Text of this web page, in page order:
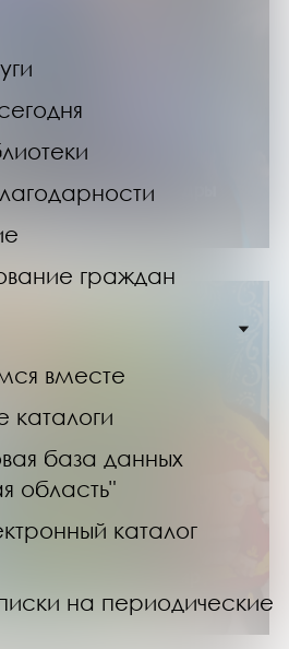
граждан
вместе
каталоги
база данных
область"
каталог
на периодические
Александры
«Зимняя сказка. Мир